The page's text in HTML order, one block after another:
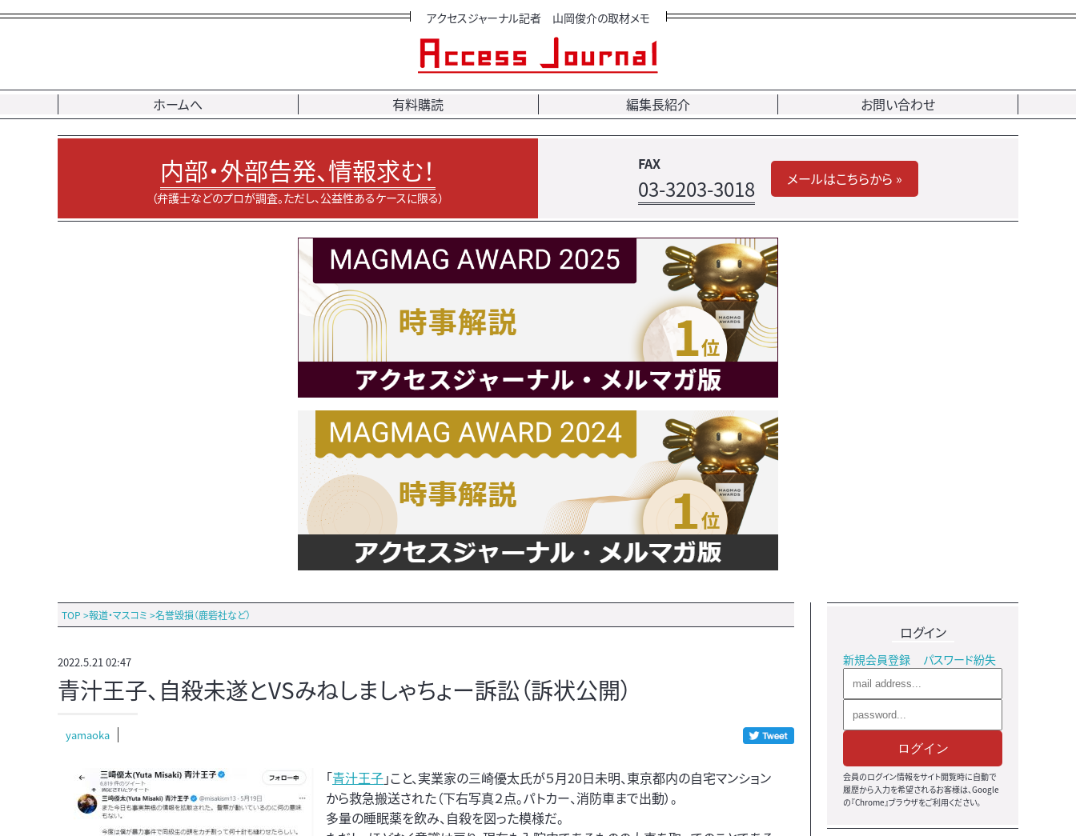
アクセスジャーナル記者 山岡俊介の取材メモ
ホームへ 有料購読 編集長紹介 お問い合わせ
内部・外部告発、情報求む！
（弁護士などのプロが調査。ただし、公益性あるケースに限る）
FAX
03-3203-3018 メールはこちらから »
TOP >報道・マスコミ >名誉毀損（鹿砦社など）
2022.5.21 02:47
青汁王子、自殺未遂とVSみねしましゃちょー訴訟（訴状公開）
yamaoka
「青汁王子」こと、実業家の三崎優太氏が５月20日未明、東京都内の自宅マンション
から救急搬送された（下右写真２点。パトカー、消防車まで出動）。
多量の睡眠薬を飲み、自殺を図った模様だ。
ログイン
新規会員登録 パスワード紛失
ログイン
会員のログイン情報をサイト閲覧時に自動で
履歴から入力を希望されるお客様は、Google
の『Chrome』ブラウザをご利用ください。